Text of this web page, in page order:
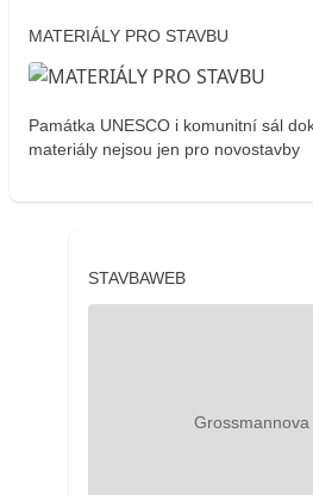
MATERIÁLY PRO STAVBU
Památka UNESCO i komunitní sál
materiály nejsou jen pro novostavby
STAVBAWEB